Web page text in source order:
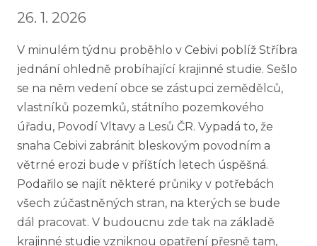
26. 1. 2026
V minulém týdnu proběhlo v Cebivi poblíž Stříbra
jednání ohledně probíhající krajinné studie. Sešlo
se na něm vedení obce se zástupci zemědělců,
vlastníků pozemků, státního pozemkového
úřadu, Povodí Vltavy a Lesů ČR. Vypadá to, že
snaha Cebivi zabránit bleskovým povodním a
větrné erozi bude v příštích letech úspěšná.
Podařilo se najít některé průniky v potřebách
všech zúčastněných stran, na kterých se bude
dál pracovat. V budoucnu zde tak na základě
krajinné studie vzniknou opatření přesně tam,